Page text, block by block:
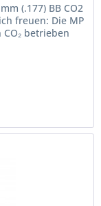
(.177) BB CO2
freuen: Die MP
betrieben